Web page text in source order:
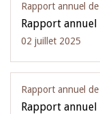
Rapport annuel de
Rapport annuel
02 juillet 2025
Rapport annuel de
Rapport annuel